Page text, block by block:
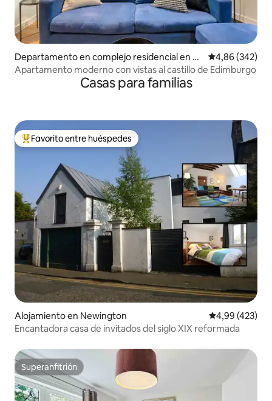
Departamento en complejo residencial en Ci
udad vieja de Edimburgo
Calificación
4,86 (342)
Apartamento moderno con vistas al castillo de Edimburgo
Casas para familias
Favorito entre los huéspedes más destacados
Favorito entre huéspedes
Alojamiento en Newington Calificación
4,99 (423)
Encantadora casa de invitados del siglo XIX reformada
Superanfitrión
Superanfitrión